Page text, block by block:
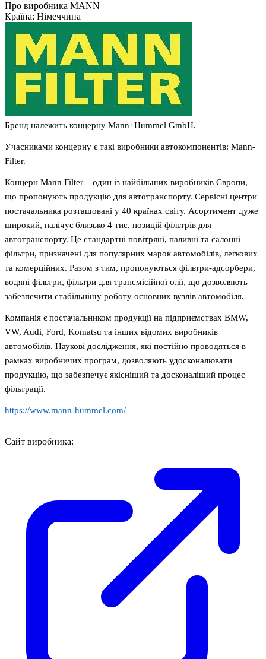
Про виробника MANN
Країна: Німеччина
Бренд належить концерну Mann+Hummel GmbH.
Учасниками концерну є такі виробники автокомпонентів: Mann-
Filter.
Концерн Mann Filter – один із найбільших виробників Європи,
що пропонують продукцію для автотранспорту. Сервісні центри
постачальника розташовані у 40 країнах світу. Асортимент дуже
широкий, налічує близько 4 тис. позицій фільтрів для
автотранспорту. Це стандартні повітряні, паливні та салонні
фільтри, призначені для популярних марок автомобілів, легкових
та комерційних. Разом з тим, пропонуються фільтри-адсорбери,
водяні фільтри, фільтри для трансмісійної олії, що дозволяють
забезпечити стабільнішу роботу основних вузлів автомобіля.
Компанія є постачальником продукції на підприємствах BMW,
VW, Audi, Ford, Komatsu та інших відомих виробників
автомобілів. Наукові дослідження, які постійно проводяться в
рамках виробничих програм, дозволяють удосконалювати
продукцію, що забезпечує якісніший та досконаліший процес
фільтрації.
https://www.mann-hummel.com/
Сайт виробника: